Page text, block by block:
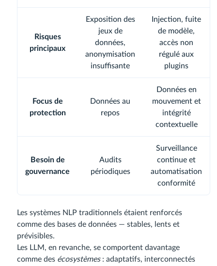
Risques
principaux
Exposition des
jeux de
données,
anonymisation
insuffisante
Injection, fuite
de modèle,
accès non
régulé aux
plugins
Focus de
protection
Données au
repos
Données en
mouvement et
intégrité
contextuelle
Besoin de
gouvernance
Audits
périodiques
Surveillance
continue et
automatisation
conformité
Les systèmes NLP traditionnels étaient renforcés
comme des bases de données — stables, lents et
prévisibles.
Les LLM, en revanche, se comportent davantage
comme des écosystèmes: adaptatifs, interconnectés